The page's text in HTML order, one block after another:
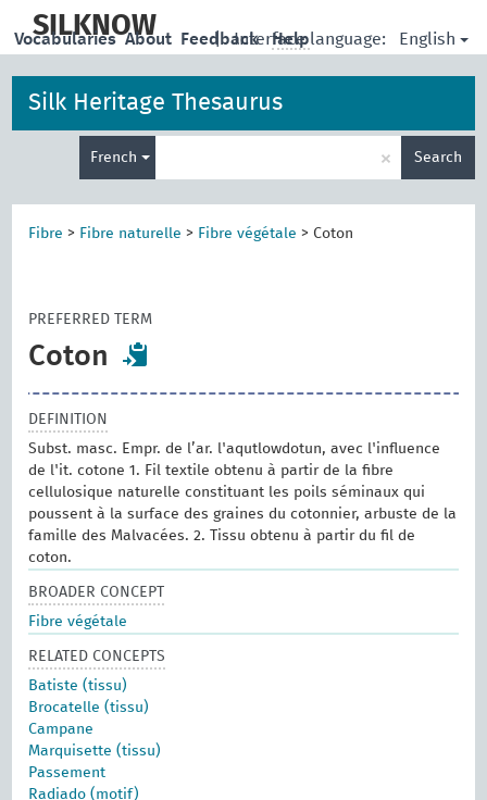
main
SILKNOW | Interface language: English
Vocabularies About Feedback Help
Silk Heritage Thesaurus
French × Search
Fibre > Fibre naturelle > Fibre végétale > Coton
PREFERRED TERM
Coton
DEFINITION
Subst. masc. Empr. de l’ar. l'aqutlowdotun, avec l'influence
de l'it. cotone 1. Fil textile obtenu à partir de la fibre
cellulosique naturelle constituant les poils séminaux qui
poussent à la surface des graines du cotonnier, arbuste de la
famille des Malvacées. 2. Tissu obtenu à partir du fil de
coton.
BROADER CONCEPT
Fibre végétale
RELATED CONCEPTS
Batiste (tissu)
Brocatelle (tissu)
Campane
Marquisette (tissu)
Passement
Radiado (motif)